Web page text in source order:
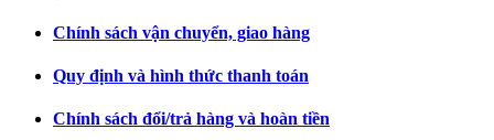
Chính sách vận chuyển, giao hàng
Quy định và hình thức thanh toán
Chính sách đổi/trả hàng và hoàn tiền